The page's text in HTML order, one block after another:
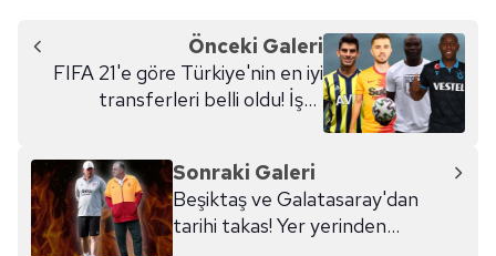
Önceki Galeri
FIFA 21'e göre Türkiye'nin en iyi
transferleri belli oldu! İşte
Sonraki Galeri
Beşiktaş ve Galatasaray'dan
tarihi takas! Yer yerinden